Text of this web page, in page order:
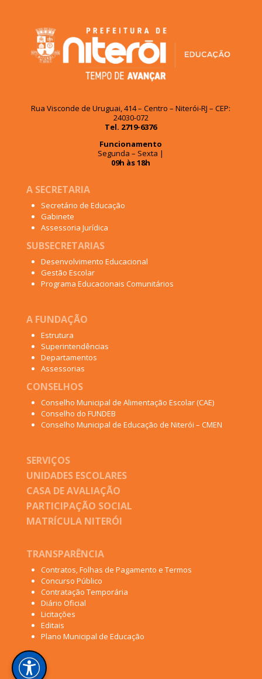
Rua Visconde de Uruguai, 414 – Centro – Niterói-RJ – CEP:
24030-072
Tel. 2719-6376
Funcionamento
Segunda – Sexta |
09h às 18h
A SECRETARIA
Secretário de Educação
Gabinete
Assessoria Jurídica
SUBSECRETARIAS
Desenvolvimento Educacional
Gestão Escolar
Programa Educacionais Comunitários
A FUNDAÇÃO
Estrutura
Superintendências
Departamentos
Assessorias
CONSELHOS
Conselho Municipal de Alimentação Escolar (CAE)
Conselho do FUNDEB
Conselho Municipal de Educação de Niterói – CMEN
SERVIÇOS
UNIDADES ESCOLARES
CASA DE AVALIAÇÃO
PARTICIPAÇÃO SOCIAL
MATRÍCULA NITERÓI
TRANSPARÊNCIA
Contratos, Folhas de Pagamento e Termos
Concurso Público
Contratação Temporária
Diário Oficial
Licitações
Editais
Plano Municipal de Educação